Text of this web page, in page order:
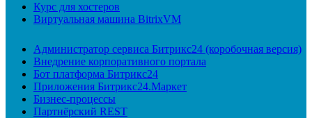
Курс для хостеров
Виртуальная машина BitrixVM
Администратор сервиса Битрикс24 (коробочная версия)
Внедрение корпоративного портала
Бот платформа Битрикс24
Приложения Битрикс24.Маркет
Бизнес-процессы
Партнёрский REST